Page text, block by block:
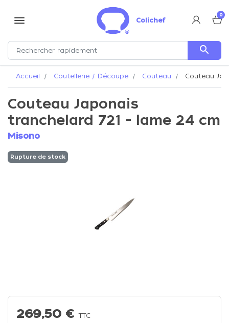
menu Colichef
0
search
Accueil Coutellerie / Découpe Couteau Couteau
Couteau Japonais
tranchelard 721 - lame 24 cm
Misono
Rupture de stock
269,50 €TTC